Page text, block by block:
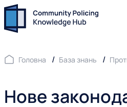
Головна База знань
Нове